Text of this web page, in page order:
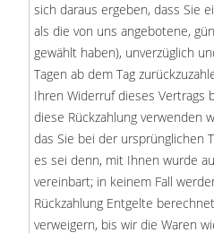
sich daraus ergeben, dass Sie
als die von uns angebotene,
gewählt haben), unverzüglich
Tagen ab dem Tag
Ihren Widerruf dieses Vertrags
diese Rückzahlung verwenden
das Sie bei der ursprünglichen
es sei denn, mit Ihnen wurde
vereinbart; in keinem Fall
Rückzahlung Entgelte
verweigern, bis wir die Waren